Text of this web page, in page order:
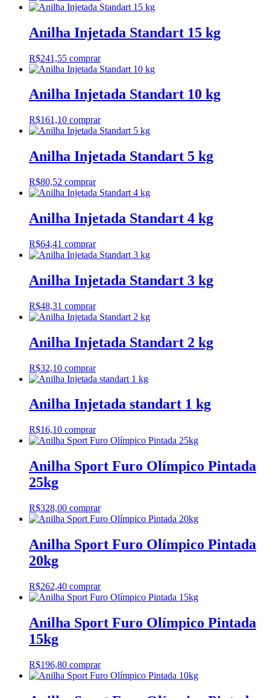
Anilha Injetada Standart 15 kg
R$241,55 comprar
Anilha Injetada Standart 10 kg
R$161,10 comprar
Anilha Injetada Standart 5 kg
R$80,52 comprar
Anilha Injetada Standart 4 kg
R$64,41 comprar
Anilha Injetada Standart 3 kg
R$48,31 comprar
Anilha Injetada Standart 2 kg
R$32,10 comprar
Anilha Injetada standart 1 kg
R$16,10 comprar
Anilha Sport Furo Olímpico Pintada
25kg
R$328,00 comprar
Anilha Sport Furo Olímpico Pintada
20kg
R$262,40 comprar
Anilha Sport Furo Olímpico Pintada
15kg
R$196,80 comprar